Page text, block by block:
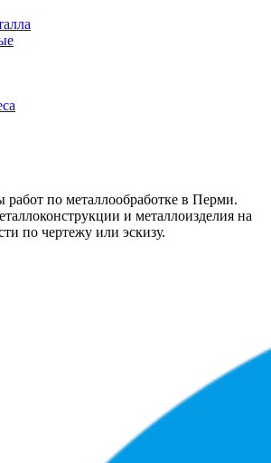
по металлообработке в Перми.
и металлоизделия на
по чертежу или эскизу.